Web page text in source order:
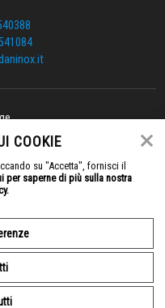
cookie
COOKIE
su "Accetta", fornisci il
per saperne di più sulla nostra